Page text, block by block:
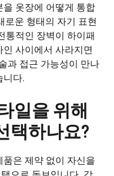
옷장에 어떻게 통합
로운 형태의 자기 표현
통적인 장벽이 하이패
사이에서 사라지면
과 접근 가능성이 만나
니다.
일을 위해
택하나요?
은 제약 없이 자신을